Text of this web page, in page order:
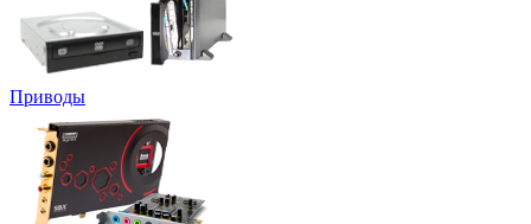
Приводы